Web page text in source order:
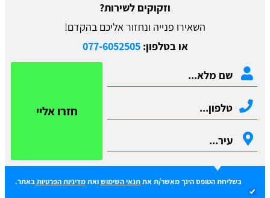
וזקוקים לשירות?
השאירו פנייה ונחזור אליכם בהקדם!
או בטלפון:077-6052505
חזרו אליי
בשליחת הטופס הינך מאשר/ת אתתנאי השימושואתמדיניות הפרטיות באתר.